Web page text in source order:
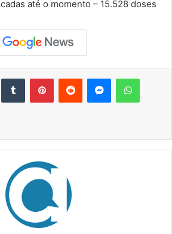
até o momento – 15.528 doses